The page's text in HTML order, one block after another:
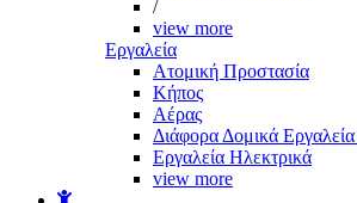
/
view more
Εργαλεία
Aτομική Προστασία
Kήπος
Αέρας
Διάφορα Δομικά
Εργαλεία Ηλεκτρικά
view more